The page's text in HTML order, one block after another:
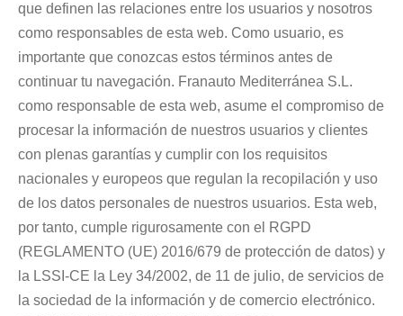
que definen las relaciones entre los usuarios y nosotros
como responsables de esta web. Como usuario, es
importante que conozcas estos términos antes de
continuar tu navegación. Franauto Mediterránea S.L.
como responsable de esta web, asume el compromiso de
procesar la información de nuestros usuarios y clientes
con plenas garantías y cumplir con los requisitos
nacionales y europeos que regulan la recopilación y uso
de los datos personales de nuestros usuarios. Esta web,
por tanto, cumple rigurosamente con el RGPD
(REGLAMENTO (UE) 2016/679 de protección de datos) y
la LSSI-CE la Ley 34/2002, de 11 de julio, de servicios de
la sociedad de la información y de comercio electrónico.